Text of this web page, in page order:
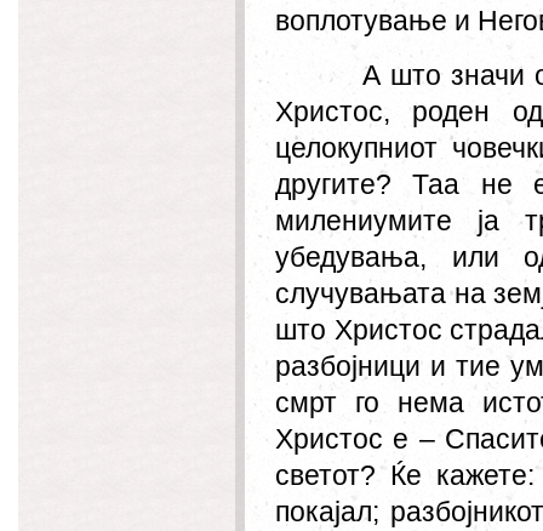
воплотување и
А што значи
Христос, роден
целокупниот
другите? Таа не
милениумите ја
убедувања, или
случувањата на
што Христос
разбојници и тие
смрт го нема
Христос е –
светот? Ќе
покајал;